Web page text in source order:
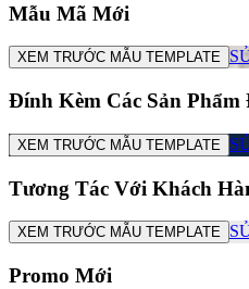
Mẫu Mã Mới
XEM TRƯỚC MẪU TEMPLATE
Đính Kèm Các Sản Phẩm
XEM TRƯỚC MẪU TEMPLATE
Tương Tác Với Khách
XEM TRƯỚC MẪU TEMPLATE
Promo Mới